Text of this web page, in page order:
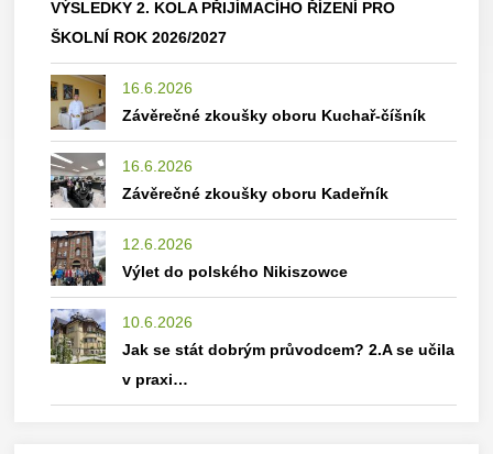
VÝSLEDKY 2. KOLA PŘIJÍMACÍHO ŘÍZENÍ PRO
ŠKOLNÍ ROK 2026/2027
16.6.2026
Závěrečné zkoušky oboru Kuchař-číšník
16.6.2026
Závěrečné zkoušky oboru Kadeřník
12.6.2026
Výlet do polského Nikiszowce
10.6.2026
Jak se stát dobrým průvodcem? 2.A se učila
v praxi…